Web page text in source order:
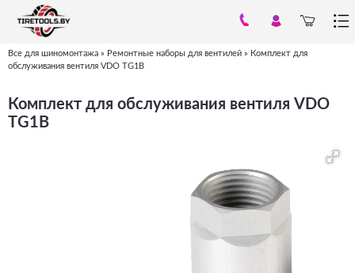
Вы
Все для шиномонтажа » Ремонтные наборы для вентилей » Комплект для
обслуживания вентиля VDO TG1B
Комплект для обслуживания вентиля VDO
TG1B